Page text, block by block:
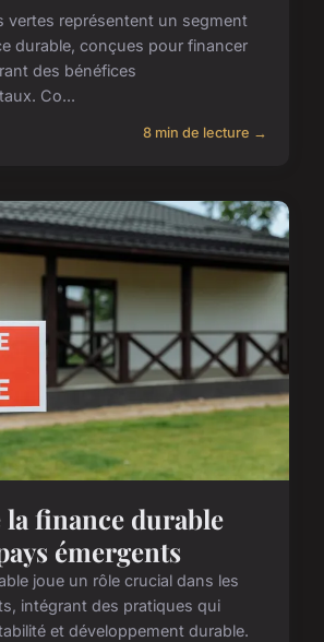
vertes représentent un segment
durable, conçues pour financer
des bénéfices
Co...
8 min de lecture →
la finance durable
émergents
joue un rôle crucial dans les
intégrant des pratiques qui
et développement durable.